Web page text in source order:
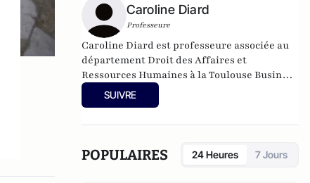
Caroline Diard
Professeure
Caroline Diard est professeure associée au
département Droit des Affaires et
Ressources Humaines à la Toulouse Business
School (TBS Education).
SUIVRE
POPULAIRES 24 Heures 7 Jours